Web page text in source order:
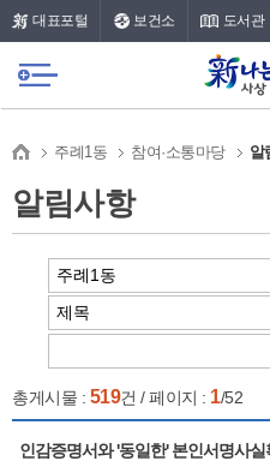
본문 바로가기
메인메뉴 바로가기
대표포털 보건소 도서관
주례1동 참여·소통마당 알
알림사항
총게시물 : 519건 / 페이지 : 1/52
인감증명서와 '동일한' 본인서명사실